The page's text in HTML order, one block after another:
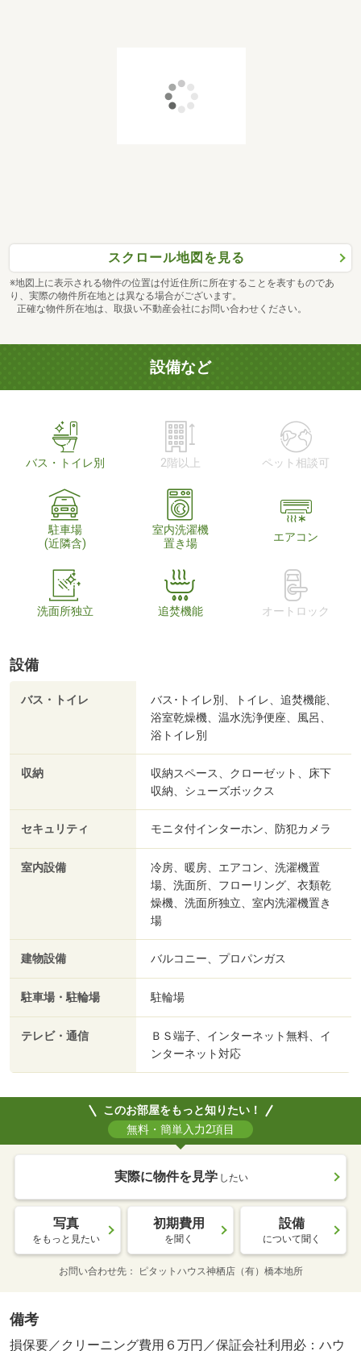
スクロール地図を見る
※地図上に表示される物件の位置は付近住所に所在することを表すものであ
り、実際の物件所在地とは異なる場合がございます。
正確な物件所在地は、取扱い不動産会社にお問い合わせください。
設備など
バス・トイレ別 2階以上 ペット相談可
駐車場
(近隣含)
室内洗濯機
置き場
エアコン
洗面所独立 追焚機能 オートロック
設備
バス・トイレ
バス･トイレ別、トイレ、追焚機能、
浴室乾燥機、温水洗浄便座、風呂、
浴トイレ別
収納
収納スペース、クローゼット、床下
収納、シューズボックス
セキュリティ モニタ付インターホン、防犯カメラ
室内設備
冷房、暖房、エアコン、洗濯機置
場、洗面所、フローリング、衣類乾
燥機、洗面所独立、室内洗濯機置き
場
建物設備 バルコニー、プロパンガス
駐車場・駐輪場 駐輪場
テレビ・通信
ＢＳ端子、インターネット無料、イ
ンターネット対応
このお部屋をもっと知りたい！
無料・簡単入力2項目
実際に物件を見学 したい
写真
をもっと見たい
初期費用
を聞く
設備
について聞く
お問い合わせ先 ピタットハウス神栖店（有）橋本地所
備考
損保要／クリーニング費用６万円／保証会社利用必：ハウ